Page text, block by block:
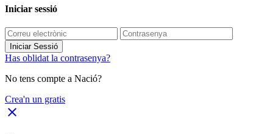
Iniciar sessió
Iniciar Sessió
Has oblidat la contrasenya?
No tens compte a Nació?
Crea'n un gratis
close